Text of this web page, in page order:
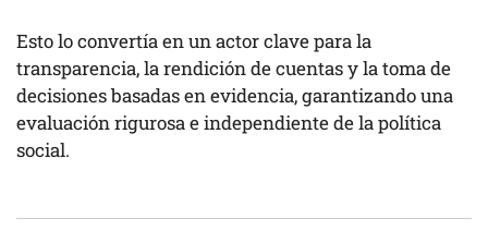
Esto lo convertía en un actor clave para la
transparencia, la rendición de cuentas y la toma de
decisiones basadas en evidencia, garantizando una
evaluación rigurosa e independiente de la política
social.